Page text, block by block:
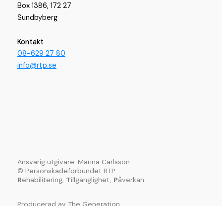
Box 1386, 172 27
Sundbyberg
Kontakt
08-629 27 80
info@rtp.se
Ansvarig utgivare: Marina Carlsson
© Personskadeförbundet RTP
Rehabilitering, Tillgänglighet, Påverkan
Producerad av The Generation